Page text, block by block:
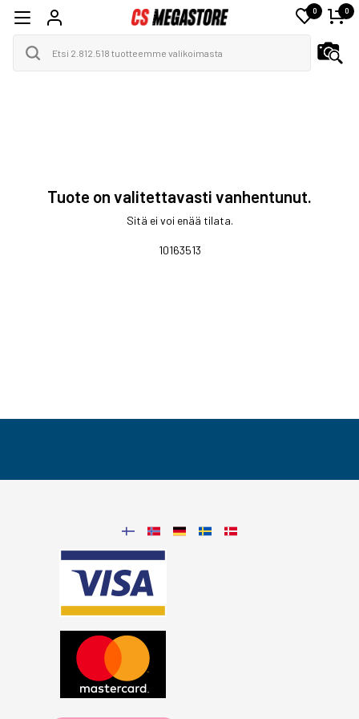
0 0
Tuote on valitettavasti vanhentunut.
Sitä ei voi enää tilata.
10163513